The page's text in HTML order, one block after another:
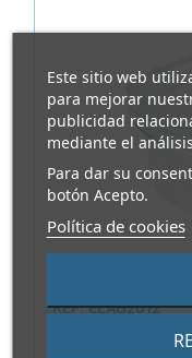
Este sitio web
para mejorar
publicidad
mediante el
Para dar su
botón Acepto.
Política de cookies
REF.ELAG2012
SALSERA
TAPA